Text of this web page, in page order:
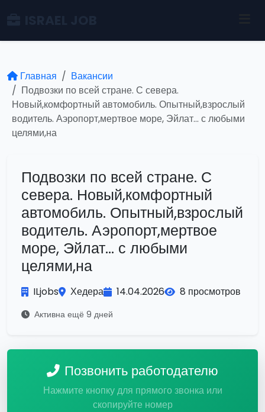
Главная
Вакансии
Подвозки по всей стране. С севера.
Новый,комфортный автомобиль. Опытный,взрослый
водитель. Аэропорт,мертвое море, Эйлат... с любыми
целями,на
Подвозки по всей стране. С
севера. Новый,комфортный
автомобиль. Опытный,взрослый
водитель. Аэропорт,мертвое
море, Эйлат... с любыми
целями,на
ILjobs Хедера 14.04.2026 8 просмотров
Активна ещё 9 дней
Позвонить работодателю
Нажмите кнопку для прямого звонка или
скопируйте номер